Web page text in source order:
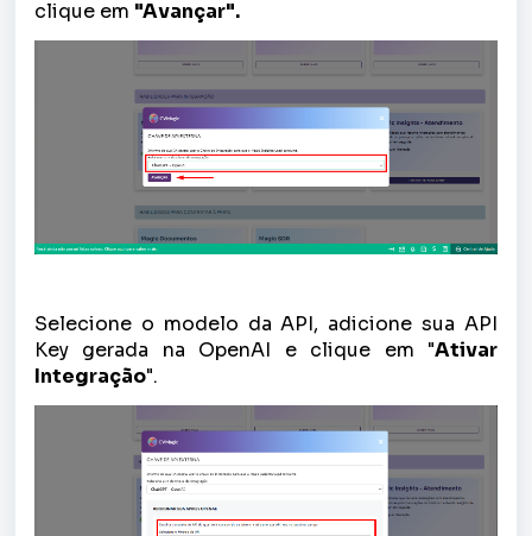
clique em "Avançar".
Selecione o modelo da API, adicione sua API
Key gerada na OpenAI e clique em "Ativar
Integração".